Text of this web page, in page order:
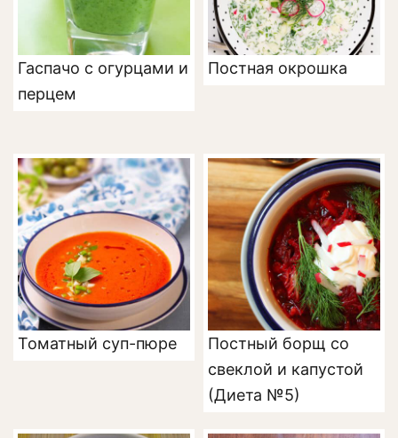
Гаспачо с огурцами и
перцем
Постная окрошка
Томатный суп-пюре
Постный борщ со
свеклой и капустой
(Диета №5)